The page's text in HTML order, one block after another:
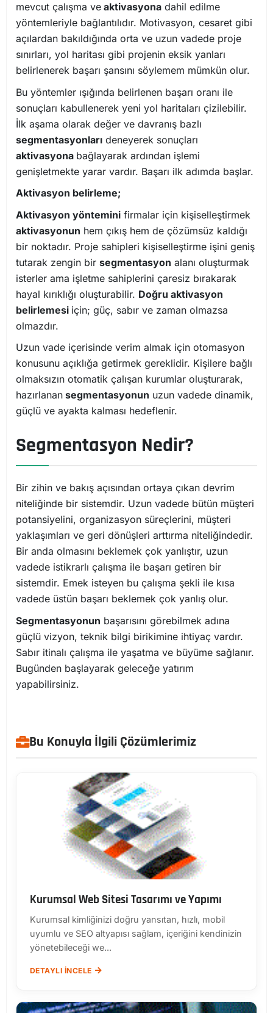
mevcut çalışma ve aktivasyona dahil edilme
yöntemleriyle bağlantılıdır. Motivasyon, cesaret gibi
açılardan bakıldığında orta ve uzun vadede proje
sınırları, yol haritası gibi projenin eksik yanları
belirlenerek başarı şansını söylemem mümkün olur.
Bu yöntemler ışığında belirlenen başarı oranı ile
sonuçları kabullenerek yeni yol haritaları çizilebilir.
İlk aşama olarak değer ve davranış bazlı
segmentasyonları deneyerek sonuçları
aktivasyona bağlayarak ardından işlemi
genişletmekte yarar vardır. Başarı ilk adımda başlar.
Aktivasyon belirleme;
Aktivasyon yöntemini firmalar için kişiselleştirmek
aktivasyonun hem çıkış hem de çözümsüz kaldığı
bir noktadır. Proje sahipleri kişiselleştirme işini geniş
tutarak zengin bir segmentasyon alanı oluşturmak
isterler ama işletme sahiplerini çaresiz bırakarak
hayal kırıklığı oluşturabilir. Doğru aktivasyon
belirlemesi için; güç, sabır ve zaman olmazsa
olmazdır.
Uzun vade içerisinde verim almak için otomasyon
konusunu açıklığa getirmek gereklidir. Kişilere bağlı
olmaksızın otomatik çalışan kurumlar oluşturarak,
hazırlanan segmentasyonun uzun vadede dinamik,
güçlü ve ayakta kalması hedeflenir.
Segmentasyon Nedir?
Bir zihin ve bakış açısından ortaya çıkan devrim
niteliğinde bir sistemdir. Uzun vadede bütün müşteri
potansiyelini, organizasyon süreçlerini, müşteri
yaklaşımları ve geri dönüşleri arttırma niteliğindedir.
Bir anda olmasını beklemek çok yanlıştır, uzun
vadede istikrarlı çalışma ile başarı getiren bir
sistemdir. Emek isteyen bu çalışma şekli ile kısa
vadede üstün başarı beklemek çok yanlış olur.
Segmentasyonun başarısını görebilmek adına
güçlü vizyon, teknik bilgi birikimine ihtiyaç vardır.
Sabır itinalı çalışma ile yaşatma ve büyüme sağlanır.
Bugünden başlayarak geleceğe yatırım
yapabilirsiniz.
Bu Konuyla İlgili Çözümlerimiz
Kurumsal Web Sitesi Tasarımı ve Yapımı
Kurumsal kimliğinizi doğru yansıtan, hızlı, mobil
uyumlu ve SEO altyapısı sağlam, içeriğini kendinizin
yönetebileceği we...
DETAYLI İNCELE